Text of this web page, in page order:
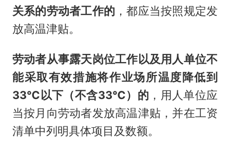
关系的劳动者工作的 ，都应当按照规定发
放高温津贴。
劳动者从事露天岗位工作以及用人单位不
能采取有效措施将作业场所温度降低到
33℃以下（不含33℃）的 ，用人单位应
当按月向劳动者发放高温津贴，并在工资
清单中列明具体项目及数额。